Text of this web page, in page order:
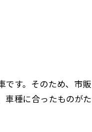
す。そのため、市
種に合ったものがた